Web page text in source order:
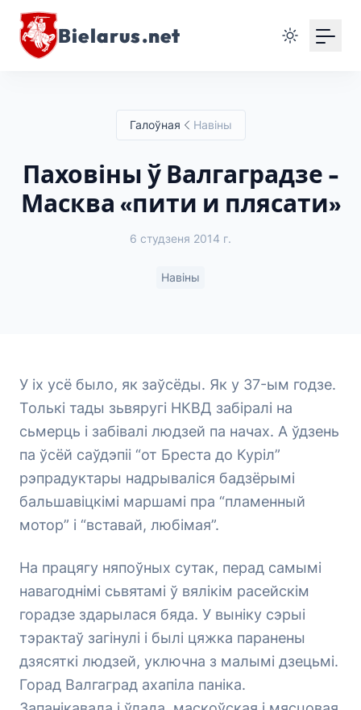
Bielarus.net
Галоўная Навіны
Паховіны ў Валгаградзе -
Масква «пити и плясати»
6 студзеня 2014 г.
Навіны
У іх усё было, як заўсёды. Як у 37-ым годзе.
Толькі тады зьвяругі НКВД забіралі на
сьмерць і забівалі людзей па начах. А ўдзень
па ўсёй саўдэпіі “от Бреста до Куріл”
рэпрадуктары надрываліся бадзёрымі
бальшавіцкімі маршамі пра “пламенный
мотор” і “вставай, любімая”.
На працягу няпоўных сутак, перад самымі
навагоднімі сьвятамі ў вялікім расейскім
горадзе здарылася бяда. У выніку сэрыі
тэрактаў загінулі і былі цяжка паранены
дзясяткі людзей, уключна з малымі дзецьмі.
Горад Валгаград ахапіла паніка.